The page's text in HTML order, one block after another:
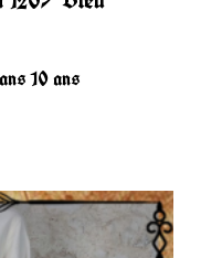
10 ans